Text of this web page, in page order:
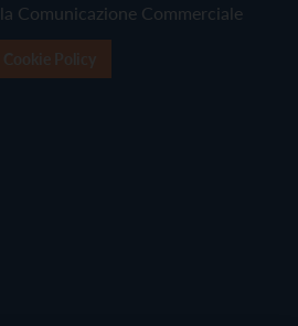
Comunicazione Commerciale